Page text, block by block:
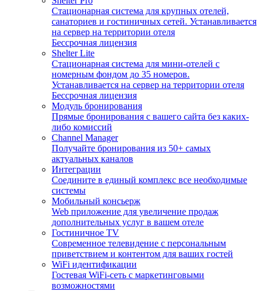
Стационарная система для крупных отелей,
санаториев и гостиничных сетей. Устанавливается
на сервер на территории отеля
Бессрочная лицензия
Shelter Lite
Стационарная система для мини-отелей с
номерным фондом до 35 номеров.
Устанавливается на сервер на территории отеля
Бессрочная лицензия
Модуль бронирования
Прямые бронирования с вашего сайта без каких-
либо комиссий
Channel Manager
Получайте бронирования из 50+ самых
актуальных каналов
Интеграции
Соедините в единый комплекс все необходимые
системы
Мобильный консьерж
Web приложение для увеличение продаж
дополнительных услуг в вашем отеле
Гостиничное TV
Современное телевидение с персональным
приветствием и контентом для ваших гостей
WiFi идентификации
Гостевая WiFi-сеть с маркетинговыми
возможностями